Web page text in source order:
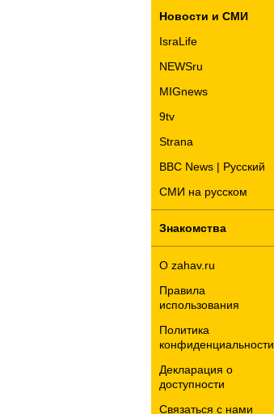
Новости и СМИ
IsraLife
NEWSru
MIGnews
9tv
Strana
BBC News | Русский
СМИ на русском
Знакомства
О zahav.ru
Правила
использования
Политика
конфиденциальности
Декларация о
доступности
Связаться с нами